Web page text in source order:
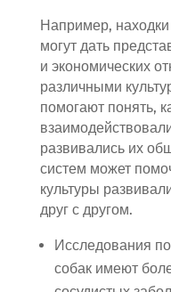
Например,
могут дать
и экономических
различными
помогают понять,
развивались их
систем может
культуры
друг с другом.
Исследования
собак имеют